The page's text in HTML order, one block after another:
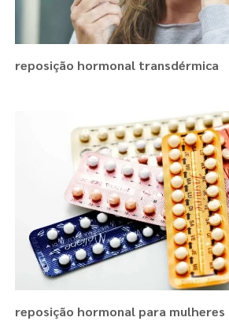
reposição hormonal transdérmica
reposição hormonal para mulheres